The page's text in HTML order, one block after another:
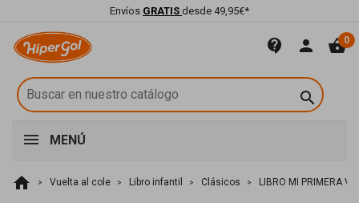
Envíos GRATIS desde 49,95€*
contact_support person shopping_basket0

MENÚ
home Vuelta al cole Libro infantil Clásicos LIBRO MI PRIMERA